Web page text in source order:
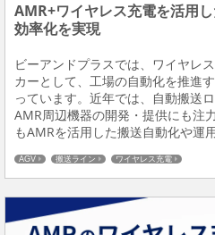
AMR+ワイヤレス充電を活用
効率化を実現
ビーアンドプラスでは、ワイヤレ
カーとして、工場の自動化を推進
っています。近年では、自動搬送
AMR周辺機器の開発・提供にも注
もAMRを活用した搬送自動化や運
レス給電を組み合わせた工場自動化
AGV 搬送ライン ワイヤレス充電